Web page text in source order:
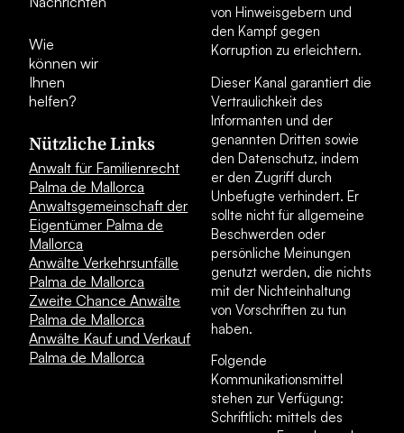
Wie
können wir
Ihnen
helfen?
Nützliche Links
Anwalt für Familienrecht
Palma de Mallorca
Anwaltsgemeinschaft der
Eigentümer Palma de
Mallorca
Anwälte Verkehrsunfälle
Palma de Mallorca
Zweite Chance Anwälte
Palma de Mallorca
Anwälte Kauf und Verkauf
Palma de Mallorca
von Hinweisgebern und
den Kampf gegen
Korruption zu erleichtern.
Dieser Kanal garantiert die
Vertraulichkeit des
Informanten und der
genannten Dritten sowie
den Datenschutz, indem
er den Zugriff durch
Unbefugte verhindert. Er
sollte nicht für allgemeine
Beschwerden oder
persönliche Meinungen
genutzt werden, die nichts
mit der Nichteinhaltung
von Vorschriften zu tun
haben.
Folgende
Kommunikationsmittel
stehen zur Verfügung:
Schriftlich: mittels des